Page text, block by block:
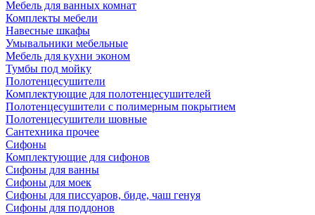
Мебель для ванных комнат
Комплекты мебели
Навесные шкафы
Умывальники мебельные
Мебель для кухни эконом
Тумбы под мойку
Полотенцесушители
Комплектующие для полотенцесушителей
Полотенцесушители с полимерным покрытием
Полотенцесушители шовные
Сантехника прочее
Сифоны
Комплектующие для сифонов
Сифоны для ванны
Сифоны для моек
Сифоны для писсуаров, биде, чаш генуя
Сифоны для поддонов